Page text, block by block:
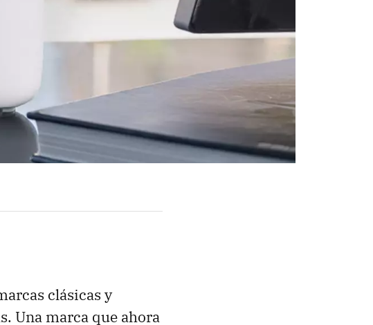
clásicas y
Una marca que ahora